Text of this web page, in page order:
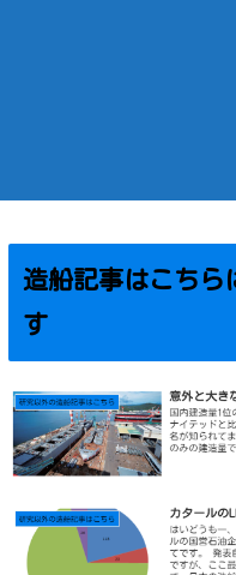
造船記事はこちら
す